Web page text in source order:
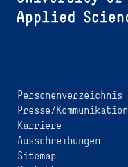
Personenverzeichnis
Presse/Kommunikation
Karriere
Ausschreibungen
Sitemap